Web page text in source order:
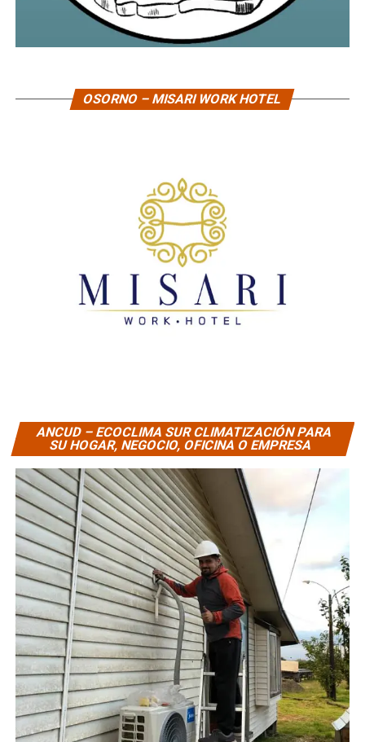
OSORNO – MISARI WORK HOTEL
ANCUD – ECOCLIMA SUR CLIMATIZACIÓN PARA
SU HOGAR, NEGOCIO, OFICINA O EMPRESA